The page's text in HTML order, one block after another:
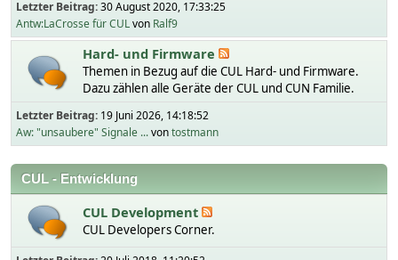
Letzter Beitrag:30 August 2020, 17:33:25
Antw:LaCrosse für CULvon Ralf9
Hard- und Firmware
Themen in Bezug auf die CUL Hard- und Firmware.
Dazu zählen alle Geräte der CUL und CUN Familie.
Letzter Beitrag: 19 Juni 2026, 14:18:52
Aw: "unsaubere" Signale ...vontostmann
CUL - Entwicklung
CUL Development
CUL Developers Corner.